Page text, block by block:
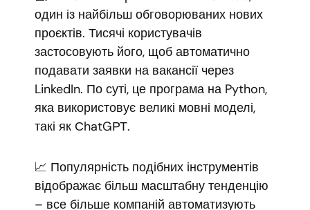
один із найбільш обговорюваних нових
проєктів. Тисячі користувачів
застосовують його, щоб автоматично
подавати заявки на вакансії через
LinkedIn. По суті, це програма на Python,
яка використовує великі мовні моделі,
такі як СhatGРТ.
📈 Популярність подібних інструментів
відображає більш масштабну тенденцію
– все більше компаній автоматизують